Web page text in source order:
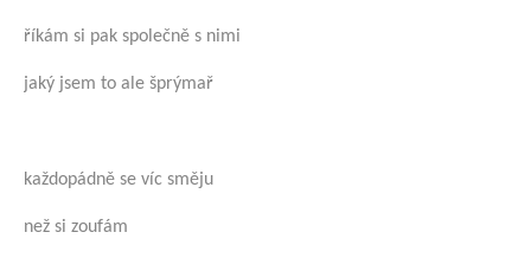
říkám si pak společně s nimi
jaký jsem to ale šprýmař
každopádně se víc směju
než si zoufám